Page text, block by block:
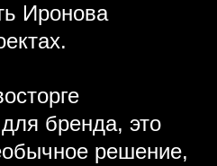
Иронова
для бренда, это
решение,